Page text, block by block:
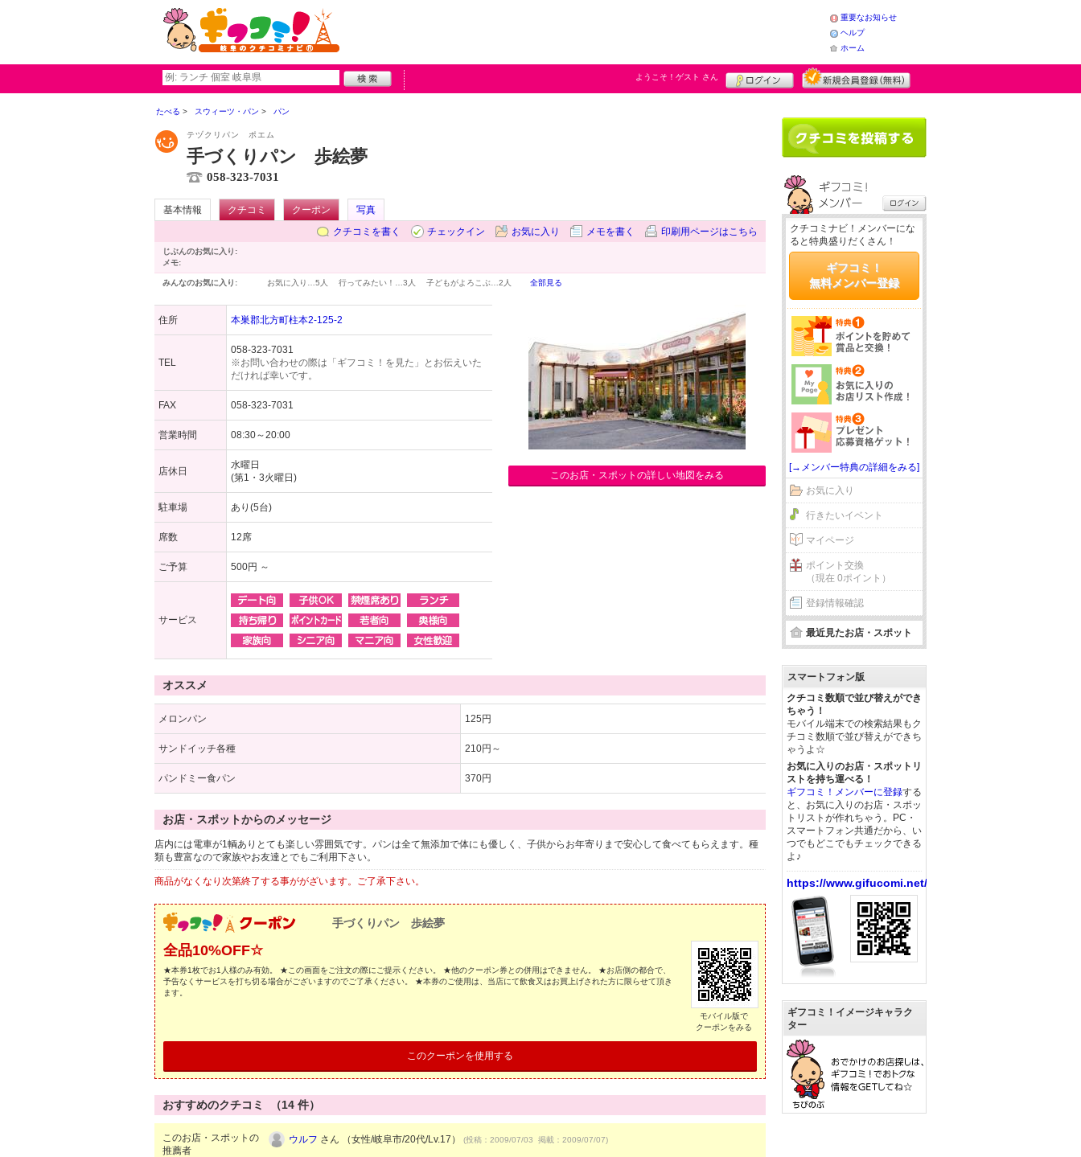
重要なお知らせ
ヘルプ
ホーム
ようこそ！ ゲスト さん
たべる スウィーツ・パン パン
テヅクリパン ポエム
手づくりパン 歩絵夢
058-323-7031
基本情報 クチコミ クーポン
写真
クチコミを書く
チェックイン お気に入り メモを書く 印刷用ページはこちら
じぶんのお気に入り:
メモ:
みんなのお気に入り: お気に入り… 5人 行ってみたい！… 3人 子どもがよろこぶ… 2人 全部見る
住所 本巣郡北方町柱本2-125-2
TEL
058-323-7031
※お問い合わせの際は「ギフコミ！を見た」とお伝えいた
だければ幸いです。
FAX 058-323-7031
営業時間 08:30～20:00
店休日
水曜日
(第1・3火曜日)
駐車場 あり(5台)
席数 12席
ご予算 500円 ～
サービス
このお店・スポットの詳しい地図をみる
オススメ
メロンパン 125円
サンドイッチ各種 210円～
パンドミー食パン 370円
お店・スポットからのメッセージ
店内には電車が1輌ありとても楽しい雰囲気です。パンは全て無添加で体にも優しく、子供からお年寄りまで安心して食べてもらえます。種
類も豊富なので家族やお友達とでもご利用下さい。
商品がなくなり次第終了する事ががざいます。ご了承下さい。
手づくりパン 歩絵夢
全品10%OFF☆
★本券1枚でお1人様のみ有効。 ★この画面をご注文の際にご提示ください。 ★他のクーポン券との併用はできません。 ★お店側の都合で、
予告なくサービスを打ち切る場合がございますのでご了承ください。 ★本券のご使用は、当店にて飲食又はお買上げされた方に限らせて頂き
ます。
モバイル版で
クーポンをみる
このクーポンを使用する
おすすめのクチコミ （14 件）
このお店・スポットの
推薦者
ウルフ さん （女性/岐阜市/20代/Lv.17） (投稿：2009/07/03 掲載：2009/07/07)
クチコミナビ！メンバーにな
ると特典盛りだくさん！
ギフコミ！
無料メンバー登録
[→メンバー特典の詳細をみる]
お気に入り
行きたいイベント
マイページ
ポイント交換
（現在 0ポイント）
登録情報確認
最近見たお店・スポット
スマートフォン版
クチコミ数順で並び替えができ
ちゃう！
モバイル端末での検索結果もク
チコミ数順で並び替えができち
ゃうよ☆
お気に入りのお店・スポットリ
ストを持ち運べる！
ギフコミ！メンバーに登録する
と、お気に入りのお店・スポッ
トリストが作れちゃう。PC・
スマートフォン共通だから、い
つでもどこでもチェックできる
よ♪
https://www.gifucomi.net/
ギフコミ！イメージキャラク
ター